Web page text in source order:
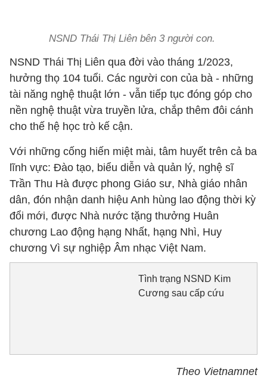
NSND Thái Thị Liên bên 3 người con.
NSND Thái Thị Liên qua đời vào tháng 1/2023,
hưởng thọ 104 tuổi. Các người con của bà - những
tài năng nghệ thuật lớn - vẫn tiếp tục đóng góp cho
nền nghệ thuật vừa truyền lửa, chắp thêm đôi cánh
cho thế hệ học trò kế cận.
Với những cống hiến miệt mài, tâm huyết trên cả ba
lĩnh vực: Đào tạo, biểu diễn và quản lý, nghệ sĩ
Trần Thu Hà được phong Giáo sư, Nhà giáo nhân
dân, đón nhận danh hiệu Anh hùng lao động thời kỳ
đổi mới, được Nhà nước tặng thưởng Huân
chương Lao động hạng Nhất, hạng Nhì, Huy
chương Vì sự nghiệp Âm nhạc Việt Nam.
Tình trạng NSND Kim
Cương sau cấp cứu
Theo Vietnamnet